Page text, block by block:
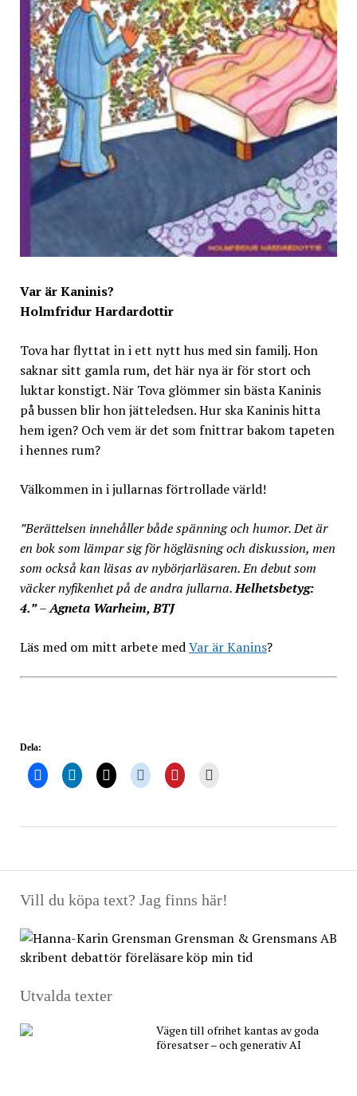
Var är Kaninis?
Holmfridur Hardardottir
Tova har flyttat in i ett nytt hus med sin familj. Hon
saknar sitt gamla rum, det här nya är för stort och
luktar konstigt. När Tova glömmer sin bästa Kaninis
på bussen blir hon jätteledsen. Hur ska Kaninis hitta
hem igen? Och vem är det som fnittrar bakom tapeten
i hennes rum?
Välkommen in i jullarnas förtrollade värld!
”Berättelsen innehåller både spänning och humor. Det är
en bok som lämpar sig för högläsning och diskussion, men
som också kan läsas av nybörjarläsaren. En debut som
väcker nyfikenhet på de andra jullarna.Helhetsbetyg:
4.”–Agneta Warheim, BTJ
Läs med om mitt arbete medVar är Kanins?
Dela:
Vill du köpa text? Jag finns här!
Utvalda texter
Vägen till ofrihet kantas av goda
föresatser – och generativ AI